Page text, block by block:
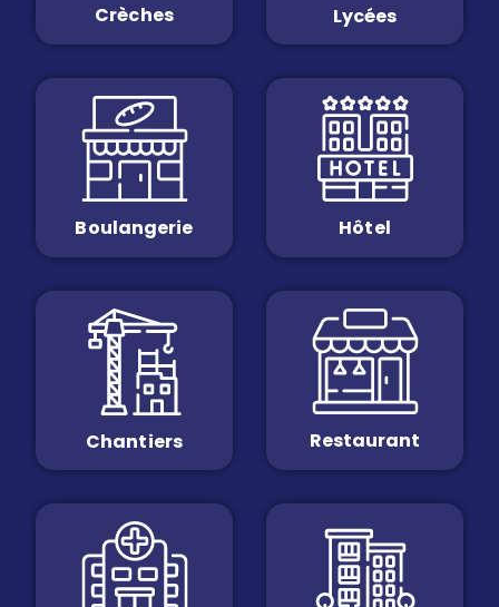
Crèches Lycées
Boulangerie Hôtel
Chantiers Restaurant